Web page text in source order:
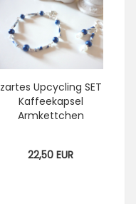
zartes Upcycling SET
Kaffeekapsel
Armkettchen
blaues Glasperlen
22,50 EUR